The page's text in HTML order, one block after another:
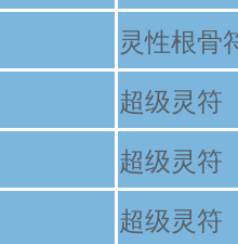
灵性根骨
超级灵符
超级灵符
超级灵符